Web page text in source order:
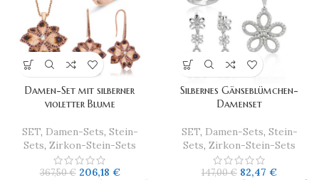
Damen-Set mit silberner
violetter Blume
SET, Damen-Sets, Stein-
Sets, Zirkon-Stein-Sets
367,50€ 206,18 €
Silbernes Gänseblümchen-
Damenset
SET, Damen-Sets, Stein-
Sets, Zirkon-Stein-Sets
147,00€ 82,47 €